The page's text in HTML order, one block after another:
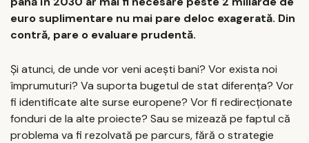
euro suplimentare nu mai pare deloc exagerată. Din
contră, pare o evaluare prudentă.
Și atunci, de unde vor veni acești bani? Vor exista noi
împrumuturi? Va suporta bugetul de stat diferența? Vor
fi identificate alte surse europene? Vor fi redirecționate
fonduri de la alte proiecte? Sau se mizează pe faptul că
problema va fi rezolvată pe parcurs, fără o strategie